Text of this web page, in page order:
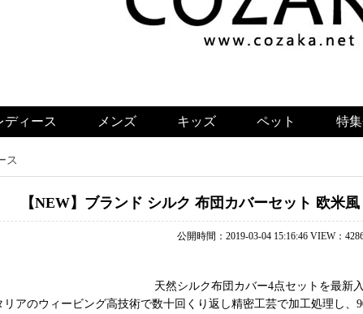
ディース メンズ キッズ ペット 特
ス
【NEW】ブランド シルク 布団カバーセット 欧米
公開時間：2019-03-04 15:16:46 VIEW：
天然シルク布団カバー4点セットを最新入
リアのウィービング高技術で数十回くり返し精密工芸で加工処理し、